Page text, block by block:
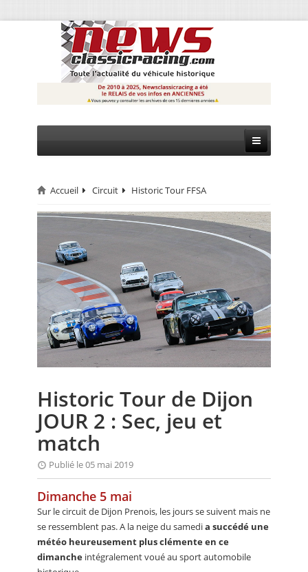
CIRCUIT
MONTAGNE
EVÈNEMENTS
CALENDRIER
FOCUS
ANNUAIRES
PETITES ANNONCES
Accueil Circuit Historic Tour FFSA
Historic Tour de Dijon
JOUR 2 : Sec, jeu et
match
Publié le 05 mai 2019
Dimanche 5 mai
Sur le circuit de Dijon Prenois, les jours se suivent mais ne
se ressemblent pas. A la neige du samedia succédé une
météo heureusement plus clémente en ce
dimanche intégralement voué au sport automobile